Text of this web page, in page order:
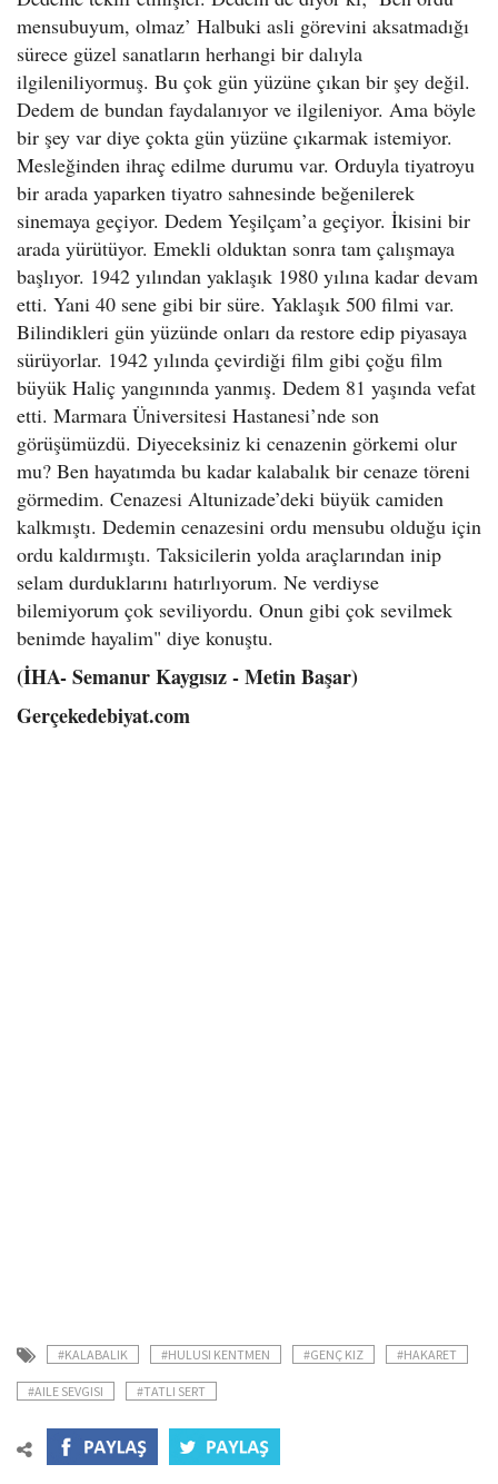
mensubuyum, olmaz’ Halbuki asli görevini aksatmadığı
sürece güzel sanatların herhangi bir dalıyla
ilgileniliyormuş. Bu çok gün yüzüne çıkan bir şey değil.
Dedem de bundan faydalanıyor ve ilgileniyor. Ama böyle
bir şey var diye çokta gün yüzüne çıkarmak istemiyor.
Mesleğinden ihraç edilme durumu var. Orduyla tiyatroyu
bir arada yaparken tiyatro sahnesinde beğenilerek
sinemaya geçiyor. Dedem Yeşilçam’a geçiyor. İkisini bir
arada yürütüyor. Emekli olduktan sonra tam çalışmaya
başlıyor. 1942 yılından yaklaşık 1980 yılına kadar devam
etti. Yani 40 sene gibi bir süre. Yaklaşık 500 filmi var.
Bilindikleri gün yüzünde onları da restore edip piyasaya
sürüyorlar. 1942 yılında çevirdiği film gibi çoğu film
büyük Haliç yangınında yanmış. Dedem 81 yaşında vefat
etti. Marmara Üniversitesi Hastanesi’nde son
görüşümüzdü. Diyeceksiniz ki cenazenin görkemi olur
mu? Ben hayatımda bu kadar kalabalık bir cenaze töreni
görmedim. Cenazesi Altunizade’deki büyük camiden
kalkmıştı. Dedemin cenazesini ordu mensubu olduğu için
ordu kaldırmıştı. Taksicilerin yolda araçlarından inip
selam durduklarını hatırlıyorum. Ne verdiyse
bilemiyorum çok seviliyordu. Onun gibi çok sevilmek
benimde hayalim" diye konuştu.
(İHA- Semanur Kaygısız - Metin Başar)
Gerçekedebiyat.com
#KALABALIK #HULUSI KENTMEN #GENÇ KIZ #HAKARET
#AILE SEVGISI #TATLI SERT